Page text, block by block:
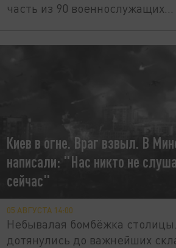
часть из 90 военнослужащих...
Киев в огне. Враг взвыл. В
написали: "Нас никто не
сейчас"
05 АВГУСТА 14:00
Небывалая бомбёжка
дотянулись до важнейших